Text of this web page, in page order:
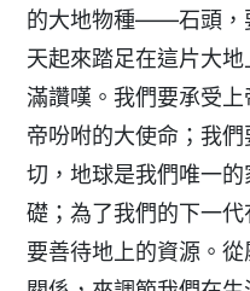
的大地物種——石頭，
天起來踏足在這片大
滿讚嘆。我們要承受
帝吩咐的大使命；我
切，地球是我們唯一
礎；為了我們的下一
要善待地上的資源。